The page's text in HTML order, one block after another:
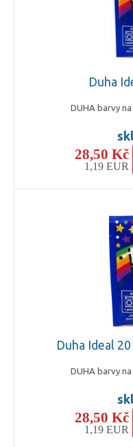
Duha
DUHA barvy
28,50 Kč
1,19 EUR
Duha Ideal
DUHA barvy
28,50 Kč
1,19 EUR